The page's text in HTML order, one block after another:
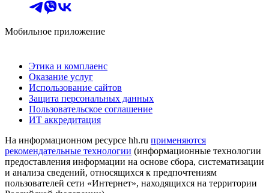
Мобильное приложение
Этика и комплаенс
Оказание услуг
Использование сайтов
Защита персональных данных
Пользовательское соглашение
ИТ аккредитация
На информационном ресурсе hh.ru применяются
рекомендательные технологии (информационные технологии
предоставления информации на основе сбора, систематизации
и анализа сведений, относящихся к предпочтениям
пользователей сети «Интернет», находящихся на территории